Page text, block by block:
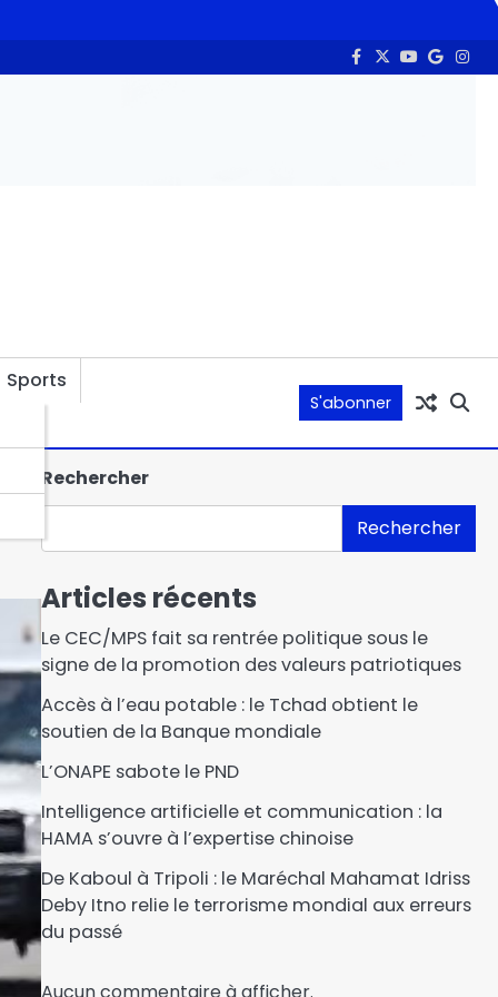
Sports
S'abonner
Rechercher
Rechercher
Articles récents
Le CEC/MPS fait sa rentrée politique sous le
signe de la promotion des valeurs patriotiques
Accès à l’eau potable : le Tchad obtient le
soutien de la Banque mondiale
L’ONAPE sabote le PND
Intelligence artificielle et communication : la
HAMA s’ouvre à l’expertise chinoise
De Kaboul à Tripoli : le Maréchal Mahamat Idriss
Deby Itno relie le terrorisme mondial aux erreurs
du passé
Aucun commentaire à afficher.